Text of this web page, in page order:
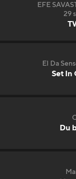
EFE
29
El Da
Set In
Du